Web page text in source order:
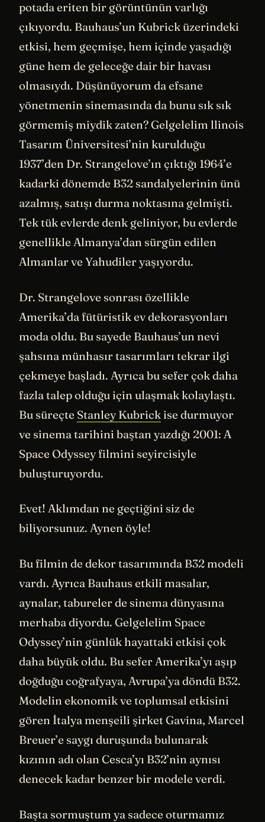
potada eriten bir görüntünün varlığı
çıkıyordu. Bauhaus’un Kubrick üzerindeki
etkisi, hem geçmişe, hem içinde yaşadığı
güne hem de geleceğe dair bir havası
olmasıydı. Düşünüyorum da efsane
yönetmenin sinemasında da bunu sık sık
görmemiş miydik zaten? Gelgelelim llinois
Tasarım Üniversitesi’nin kurulduğu
1937’den Dr. Strangelove’ın çıktığı 1964’e
kadarki dönemde B32 sandalyelerinin ünü
azalmış, satışı durma noktasına gelmişti.
Tek tük evlerde denk geliniyor, bu evlerde
genellikle Almanya’dan sürgün edilen
Almanlar ve Yahudiler yaşıyordu.
Dr. Strangelove sonrası özellikle
Amerika’da fütüristik ev dekorasyonları
moda oldu. Bu sayede Bauhaus’un nevi
şahsına münhasır tasarımları tekrar ilgi
çekmeye başladı. Ayrıca bu sefer çok daha
fazla talep olduğu için ulaşmak kolaylaştı.
Bu süreçte Stanley Kubrick ise durmuyor
ve sinema tarihini baştan yazdığı 2001: A
Space Odyssey filmini seyircisiyle
buluşturuyordu.
Evet! Aklımdan ne geçtiğini siz de
biliyorsunuz. Aynen öyle!
Bu filmin de dekor tasarımında B32 modeli
vardı. Ayrıca Bauhaus etkili masalar,
aynalar, tabureler de sinema dünyasına
merhaba diyordu. Gelgelelim Space
Odyssey’nin günlük hayattaki etkisi çok
daha büyük oldu. Bu sefer Amerika’yı aşıp
doğduğu coğrafyaya, Avrupa’ya döndü B32.
Modelin ekonomik ve toplumsal etkisini
gören İtalya menşeili şirket Gavina, Marcel
Breuer’e saygı duruşunda bulunarak
kızının adı olan Cesca’yı B32’nin aynısı
denecek kadar benzer bir modele verdi.
Başta sormuştum ya sadece oturmamız